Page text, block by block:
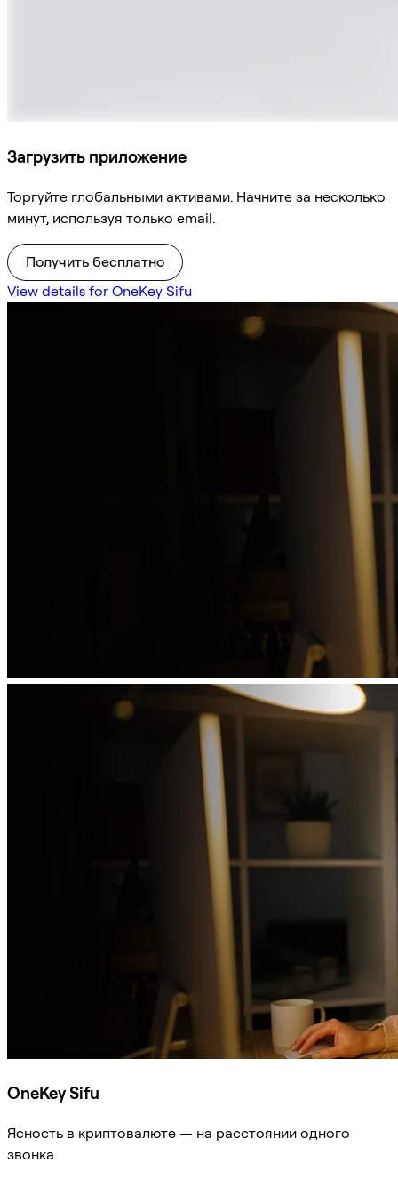
Загрузить приложение
Торгуйте глобальными активами. Начните за несколько
минут, используя только email.
Получить бесплатно
View details for OneKey Sifu
OneKey Sifu
Ясность в криптовалюте — на расстоянии одного
звонка.